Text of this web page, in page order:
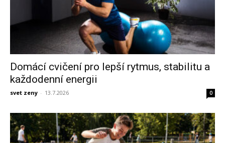
Domácí cvičení pro lepší rytmus, stabilitu a
každodenní energii
svet zeny - 13.7.2026 0